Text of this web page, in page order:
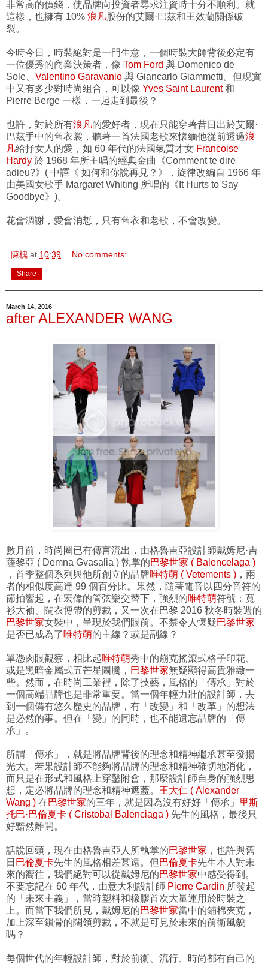
非常高的價錢，使品牌向投資者尋求注資時十分不順利。就
這樣，也擁有 10% 浪凡股份的艾爾·巴茲和王效蘭關係破
裂。
今時今日，時裝絕對是一門生意，一個時裝大師背後必定有
一位優秀的商業決策者，像 Tom Ford 與 Domenico de
Sole、 Valentino Garavanio 與 Giancarlo Giammetti。但現實
中又有多少對時尚組合，可以像 Yves Saint Laurent和
Pierre Berge 一樣，一起走到最後？
也許，對於所有浪凡的愛好者，現在只能穿著昔日出於艾爾·
巴茲手中的舊衣裳，聽著一首法國老歌來懷緬他從前透過浪
凡給抒女人的愛，如 60 年代的法國氣質才女 Francoise
Hardy 於 1968 年所主唱的經典金曲《Comment te dire
adieu?》( 中譯《 如何和你說再見？》，旋律改編自 1966 年
由美國女歌手 Margaret Whiting 所唱的《It Hurts to Say
Goodbye》)。
花會淍謝，愛會消悊，只有舊衣和老歌，不會改變。
陳槐 at 10:39 No comments:
Share
March 14, 2016
after ALEXANDER WANG
數月前，時尚圈已有傳言流出，由格魯吉亞設計師戴姆尼·吉
薩黎亞 ( Demna Gvasalia ) 執掌的巴黎世家 ( Balencelaga )
，首季整個系列與他所創立的品牌唯特萌 ( Vetements ) ，兩
者的相似度高達 99 個百分比。果然，隨著電音以四分音符的
節拍響起，在宏偉的管弦樂交替下，強烈的唯特萌符號：寬
衫大袖、闊衣博帶的剪裁，又一次在巴黎 2016 秋冬時裝週的
巴黎世家女裝中，呈現於我們眼前。不禁令人懷疑巴黎世家
是否已成為了唯特萌的主線？或是副線？
單憑肉眼觀察，相比起唯特萌秀中的崩克搖滾式格子印花、
或是黑暗金屬式五芒星圖騰， 巴黎世家無疑顯得高貴雅緻一
些。然而，在時尚工業裡，除了技藝，風格的「傳承」對於
一個高端品牌也是非常重要。當一個年輕力壯的設計師，去
到一個備有悠久歷史的品牌，有「改變」和「改革」的想法
是必然的事。但在「變」的同時，也不能遺忘品牌的「傳
承」。
所謂「傳承」，就是將品牌背後的理念和精神繼承甚至發揚
光大。若果設計師不能夠將品牌的理念和精神確切地消化，
而只是在形式和風格上穿鑿附會，那麼設計師自身的強烈思
想，定必將品牌的理念和精神遮蓋。 王大仁 ( Alexander
Wang ) 在巴黎世家的三年，就是因為沒有好好「傳承」 里斯
托巴·巴倫夏卡 ( Cristobal Balenciaga ) 先生的風格，最後只
好黯然離開。
話說回頭，現在由格魯吉亞人所執掌的巴黎世家 ，也許與舊
日 巴倫夏卡先生的風格相差甚遠。但 巴倫夏卡先生本人對未
來的嚮往，我們絕對可以從戴姆尼的巴黎世家中感受得到。
不要忘記在 60 年代，由意大利設計師 Pierre Cardin 所發起
的「未來主義」，當時塑料和橡膠首次大量運用於時裝之
上。而當下我們所見，戴姆尼的巴黎世家當中的鋪棉夾克，
加上深至鎖骨的闊領剪裁，不就是可見於未來的前衛風貌
嗎？
每個世代的年輕設計師，對於前衛、流行、時尚都有自己的